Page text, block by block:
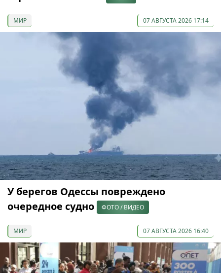
МИР 07 АВГУСТА 2026 17:14
У берегов Одессы повреждено
очередное судно
ФОТО / ВИДЕО
МИР 07 АВГУСТА 2026 16:40